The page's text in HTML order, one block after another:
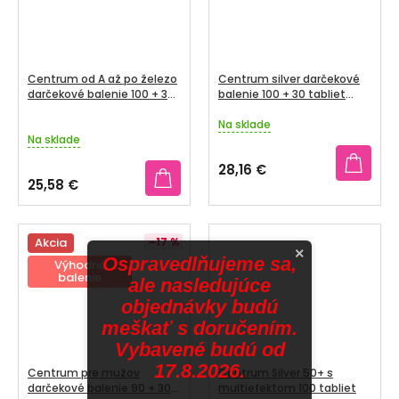
Centrum od A až po železo
darčekové balenie 100 + 30
Na sklade
25,58 €
Centrum silver darčekové
balenie 100 + 30 tabliet
Priemerné
produktu
je
z
5
hviezdičiek.
Na sklade
28,16 €
Akcia
Výhodné
balenie
–17 %
Centrum pre mužov
darčekové balenie 90 + 30
Centrum Silver 50+ s
multiefektom 100 tabliet
×
Ospravedlňujeme sa,
ale nasledujúce
objednávky budú
meškať s doručením.
Vybavené budú od
17.8.2026.